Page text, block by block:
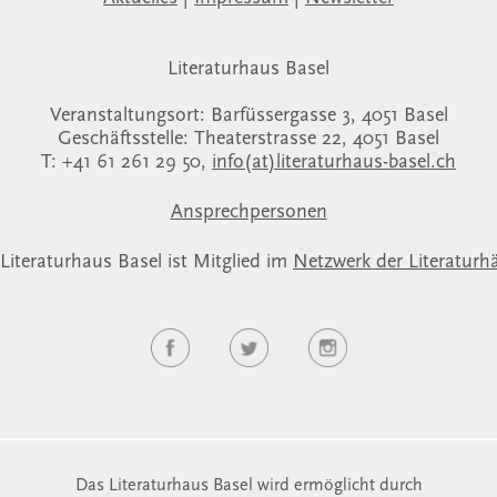
Literaturhaus Basel
Veranstaltungsort: Barfüssergasse 3, 4051 Basel
Geschäftsstelle: Theaterstrasse 22, 4051 Basel
T: +41 61 261 29 50, info(at)literaturhaus-basel.ch
Ansprechpersonen
Basel ist Mitglied im Netzwerk der
Das Literaturhaus Basel wird ermöglicht durch